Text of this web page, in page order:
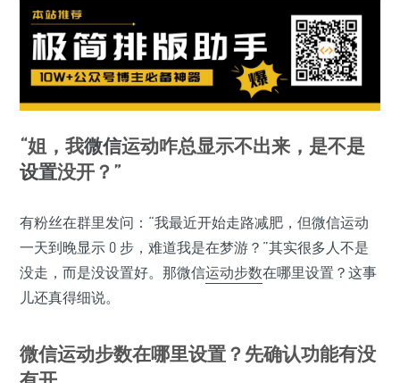
“姐，我微信运动咋总显示不出来，是不是
设置没开？”
有粉丝在群里发问：“我最近开始走路减肥，但微信运动
一天到晚显示 0 步，难道我是在梦游？”其实很多人不是
没走，而是没设置好。那微信运动步数在哪里设置？这事
儿还真得细说。
微信运动步数在哪里设置？先确认功能有没